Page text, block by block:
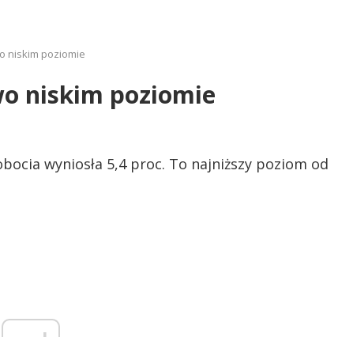
niskim poziomie
niskim poziomie
wyniosła 5,4 proc. To najniższy poziom od